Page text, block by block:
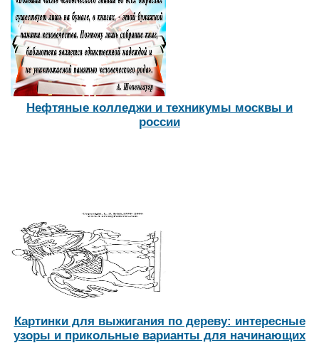
Нефтяные колледжи и техникумы москвы и
россии
Картинки для выжигания по дереву: интересные
узоры и прикольные варианты для начинающих